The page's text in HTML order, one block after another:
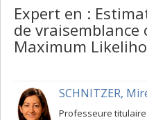
Expert en :
de vraisemblance
Maximum
SCHNITZER,
Professeure titulaire